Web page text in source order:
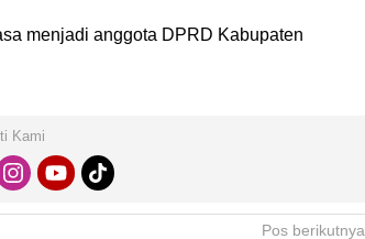
menjadi anggota DPRD Kabupaten
Kami
Pos berikutnya